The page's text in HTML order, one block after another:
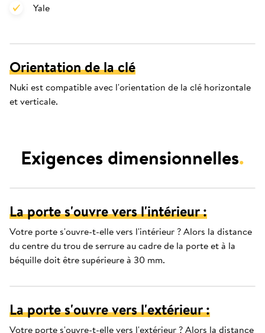
Yale
Orientation de la clé
Nuki est compatible avec l'orientation de la clé horizontale
et verticale.
Exigences dimensionnelles.
La porte s'ouvre vers l'intérieur :
Votre porte s'ouvre-t-elle vers l'intérieur ? Alors la distance
du centre du trou de serrure au cadre de la porte et à la
béquille doit être supérieure à 30 mm.
La porte s'ouvre vers l'extérieur :
Votre porte s'ouvre-t-elle vers l'extérieur ? Alors la distance